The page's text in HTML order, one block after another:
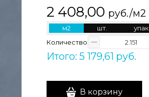
2 408,00 руб./м2
м2 шт.
упак.
Количество
Итого: 5 179,61 руб.
В корзину